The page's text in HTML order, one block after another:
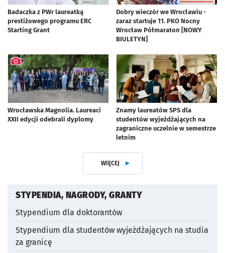
Badaczka z PWr laureatką
prestiżowego programu ERC
Starting Grant
Dobry wieczór we Wrocławiu -
zaraz startuje 11. PKO Nocny
Wrocław Półmaraton [NOWY
BIULETYN]
Wrocławska Magnolia. Laureaci
XXII edycji odebrali dyplomy
Znamy laureatów SPS dla
studentów wyjeżdżających na
zagraniczne uczelnie w semestrze
letnim
WIĘCEJ Z DZIAŁU STYPENDIA
STYPENDIA, NAGRODY, GRANTYOTWORZY SIĘ W
Stypendium dla doktorantów
Stypendium dla studentów wyjeżdżających na studia
za granicę